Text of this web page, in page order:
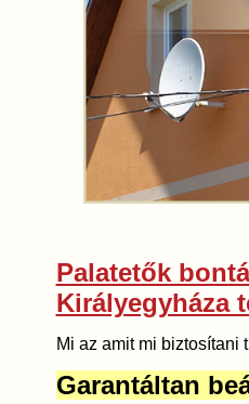
Palatetők
Királyegyháza
Mi az amit mi biztosítani
Garantáltan